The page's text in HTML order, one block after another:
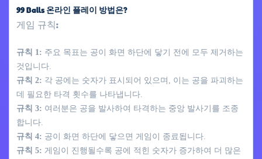
99 Balls 온라인 플레이 방법은?
게임 규칙:
규칙 1: 주요 목표는 공이 화면 하단에 닿기 전에 모두 제거하는
것입니다.
규칙 2: 각 공에는 숫자가 표시되어 있으며, 이는 공을 파괴하는
데 필요한 타격 횟수를 나타냅니다.
규칙 3: 여러분은 공을 발사하여 타격하는 중앙 발사기를 조종
합니다.
규칙 4: 공이 화면 하단에 닿으면 게임이 종료됩니다.
규칙 5: 게임이 진행될수록 공에 적힌 숫자가 증가하여 더 많은